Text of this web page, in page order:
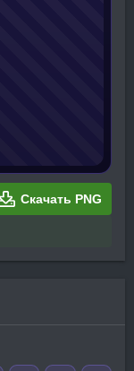
Скачать PNG